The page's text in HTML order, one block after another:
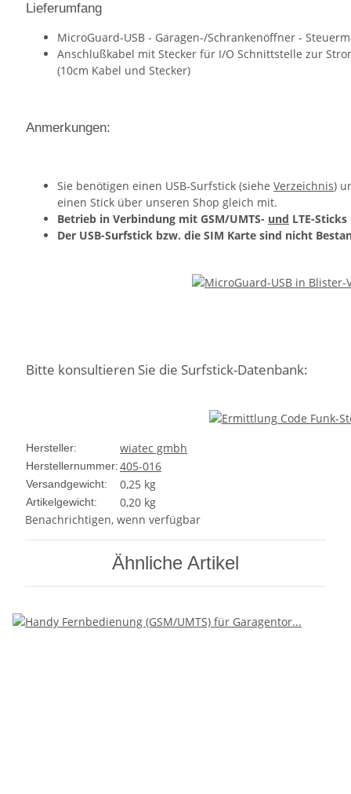
Lieferumfang
MicroGuard-USB - Garagen-/Schrankenöffner -
Anschlußkabel mit Stecker für I/O Schnittstelle zur
(10cm Kabel und Stecker)
Anmerkungen:
Sie benötigen einen USB-Surfstick (siehe Verzeichnis)
einen Stick über unseren Shop gleich mit.
Betrieb in Verbindung mit GSM/UMTS- und LTE-
Der USB-Surfstick bzw. die SIM Karte sind nicht
Bitte konsultieren Sie die Surfstick-Datenbank:
Hersteller: wiatec gmbh
Herstellernummer:405-016
Versandgewicht: 0,25 kg
Artikelgewicht: 0,20 kg
Benachrichtigen, wenn verfügbar
Ähnliche Artikel